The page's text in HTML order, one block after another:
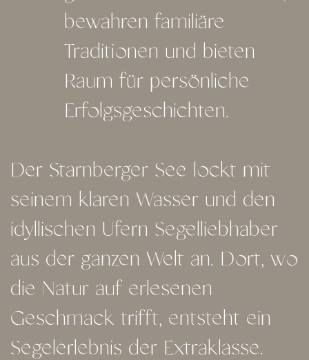
bewahren familiäre
Traditionen und bieten
Raum für persönliche
Erfolgsgeschichten.
Der Starnberger See lockt mit
seinem klaren Wasser und den
idyllischen Ufern Segelliebhaber
aus der ganzen Welt an. Dort, wo
die Natur auf erlesenen
Geschmack trifft, entsteht ein
Segelerlebnis der Extraklasse.